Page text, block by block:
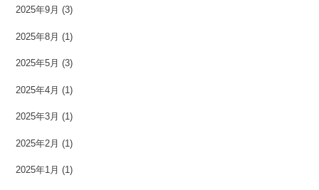
2025年9月 (3)
2025年8月 (1)
2025年5月 (3)
2025年4月 (1)
2025年3月 (1)
2025年2月 (1)
2025年1月 (1)